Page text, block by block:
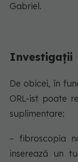
Gabriel.
Investigații
De obicei, în
ORL-ist poate
suplimentare:
– fibroscopia
inserează un